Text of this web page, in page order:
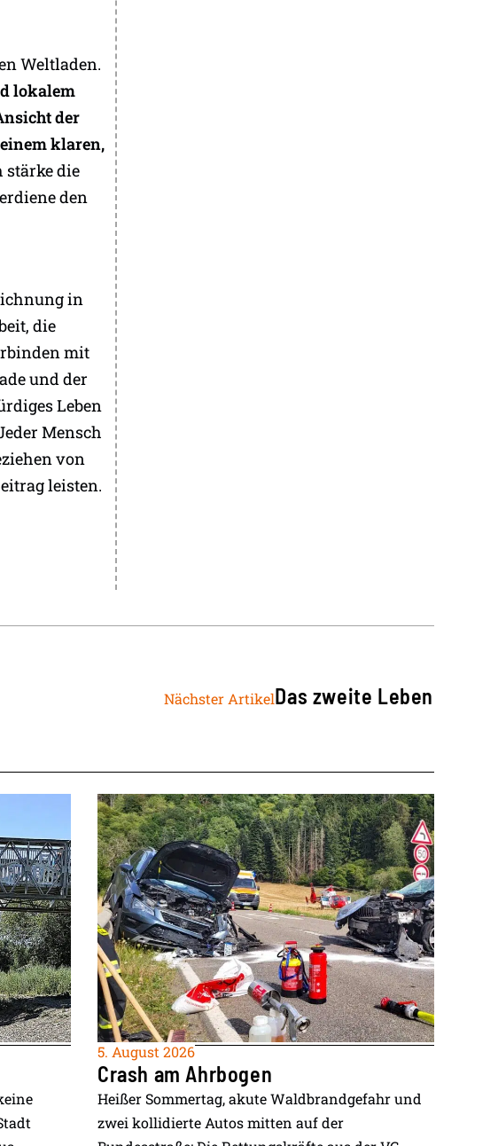
Weltladen.
lokalem
der
klaren,
stärke die
den
in
die
mit
und der
Leben
Mensch
von
leisten.
Nächster ArtikelDas zweite Leben
5. August 2026
Crash am Ahrbogen
Heißer Sommertag, akute Waldbrandgefahr und
zwei kollidierte Autos mitten auf der